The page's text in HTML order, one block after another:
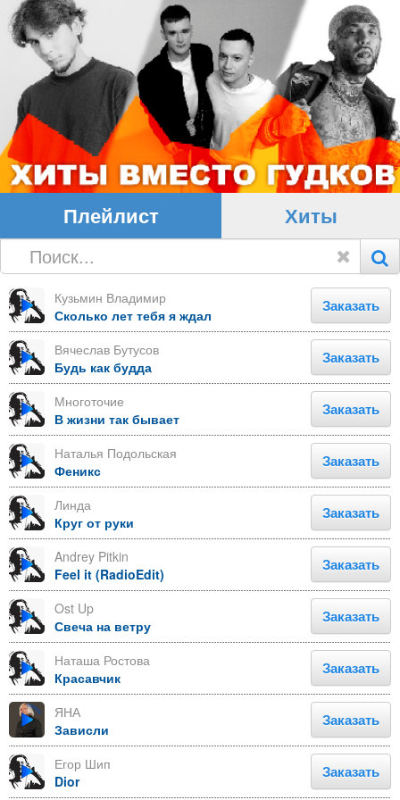
Плейлист Хиты
Кузьмин Владимир
Сколько лет тебя я ждал
Заказать
Вячеслав Бутусов
Будь как будда
Заказать
Многоточие
В жизни так бывает
Заказать
Наталья Подольская
Феникс
Заказать
Линда
Круг от руки
Заказать
Andrey Pitkin
Feel it (RadioEdit)
Заказать
Ost Up
Свеча на ветру
Заказать
Наташа Ростова
Красавчик
Заказать
ЯНА
Зависли
Заказать
Егор Шип
Dior
Заказать